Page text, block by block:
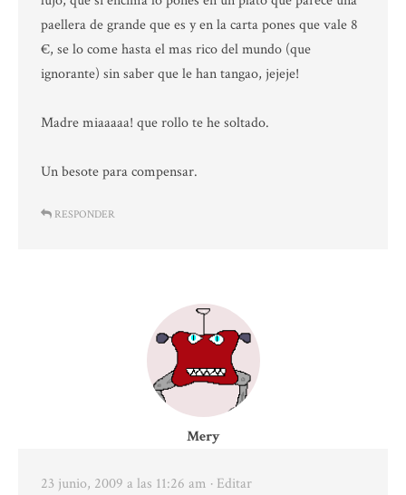
paellera de grande que es y en la carta pones que vale 8
€, se lo come hasta el mas rico del mundo (que
ignorante) sin saber que le han tangao, jejeje!
Madre miaaaaa! que rollo te he soltado.
Un besote para compensar.
RESPONDER
Mery
23 junio, 2009 a las 11:26 am · Editar